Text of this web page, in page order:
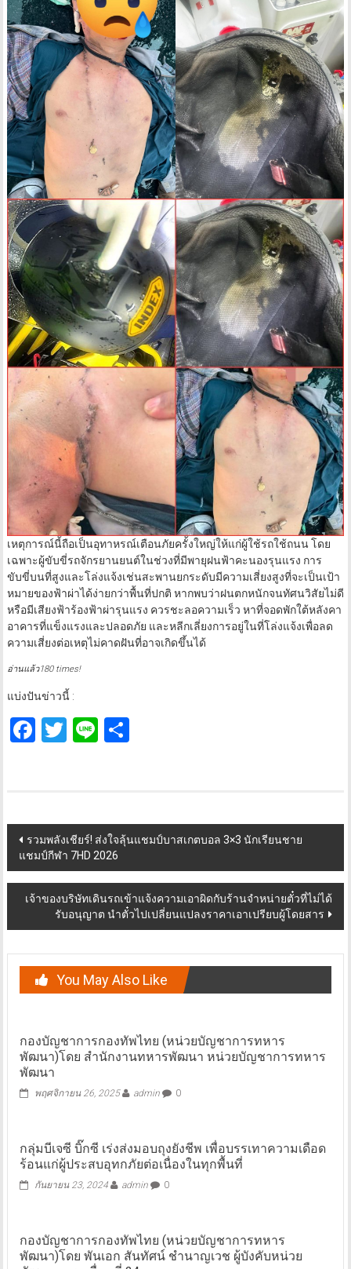
เหตุการณ์นี้ถือเป็นอุทาหรณ์เตือนภัยครั้งใหญ่ให้แก่ผู้ใช้รถใช้ถนน โดย
เฉพาะผู้ขับขี่รถจักรยานยนต์ในช่วงที่มีพายุฝนฟ้าคะนองรุนแรง การ
ขับขี่บนที่สูงและโล่งแจ้งเช่นสะพานยกระดับมีความเสี่ยงสูงที่จะเป็นเป้า
หมายของฟ้าผ่าได้ง่ายกว่าพื้นที่ปกติ หากพบว่าฝนตกหนักจนทัศนวิสัยไม่ดี
หรือมีเสียงฟ้าร้องฟ้าผ่ารุนแรง ควรชะลอความเร็ว หาที่จอดพักใต้หลังคา
อาคารที่แข็งแรงและปลอดภัย และหลีกเลี่ยงการอยู่ในที่โล่งแจ้งเพื่อลด
ความเสี่ยงต่อเหตุไม่คาดฝันที่อาจเกิดขึ้นได้
Facebook
Twitter
LineShare
Post
navigation
รวมพลังเชียร์! ส่งใจลุ้นแชมป์บาสเกตบอล 3×3 นักเรียนชาย
แชมป์กีฬา 7HD 2026
เจ้าของบริษัทเดินรถเข้าแจ้งความเอาผิดกับร้านจำหน่ายตั๋วที่ไม่ได้
รับอนุญาต นำตั๋วไปเปลี่ยนแปลงราคาเอาเปรียบผู้โดยสาร
You May Also Like
พัฒนา)โดย สำนักงานทหารพัฒนา หน่วยบัญชาการทหาร
พัฒนา
พฤศจิกายน 26, 2025
ร้อนแก่ผู้ประสบอุทกภัยต่อเนื่องในทุกพื้นที่
กันยายน 23, 2024 admin 0
พัฒนา)โดย พันเอก สันทัศน์ ชำนาญเวช ผู้บังคับหน่วย
พัฒนาการเคลื่อนที่ 24